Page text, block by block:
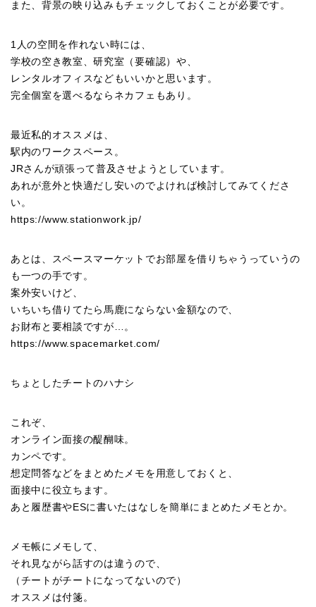
また、背景の映り込みもチェックしておくことが必要です。
1人の空間を作れない時には、
学校の空き教室、研究室（要確認）や、
レンタルオフィスなどもいいかと思います。
完全個室を選べるならネカフェもあり。
最近私的オススメは、
駅内のワークスペース。
JRさんが頑張って普及させようとしています。
あれが意外と快適だし安いのでよければ検討してみてくださ
い。
https://www.stationwork.jp/
あとは、スペースマーケットでお部屋を借りちゃうっていうの
も一つの手です。
案外安いけど、
いちいち借りてたら馬鹿にならない金額なので、
お財布と要相談ですが…。
https://www.spacemarket.com/
ちょとしたチートのハナシ
これぞ、
オンライン面接の醍醐味。
カンペです。
想定問答などをまとめたメモを用意しておくと、
面接中に役立ちます。
あと履歴書やESに書いたはなしを簡単にまとめたメモとか。
メモ帳にメモして、
それ見ながら話すのは違うので、
（チートがチートになってないので）
オススメは付箋。